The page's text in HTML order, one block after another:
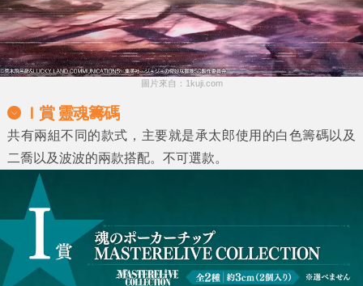
圖片來自：1kuji.com
Ｉ賞 靈魂籌碼
共有兩組不同的款式，主要就是承太郎使用的白色籌碼以及
二喬以及波波的兩款搭配。不可選款。